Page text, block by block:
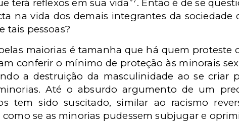
terá reflexos em sua vida” . Então é de se
na vida dos demais integrantes da sociedade
tais pessoas?
maiorias é tamanha que há quem proteste
conferir o mínimo de proteção às minorais
a destruição da masculinidade ao se criar
Até o absurdo argumento de um
tem sido suscitado, similar ao racismo
se as minorias pudessem subjugar e